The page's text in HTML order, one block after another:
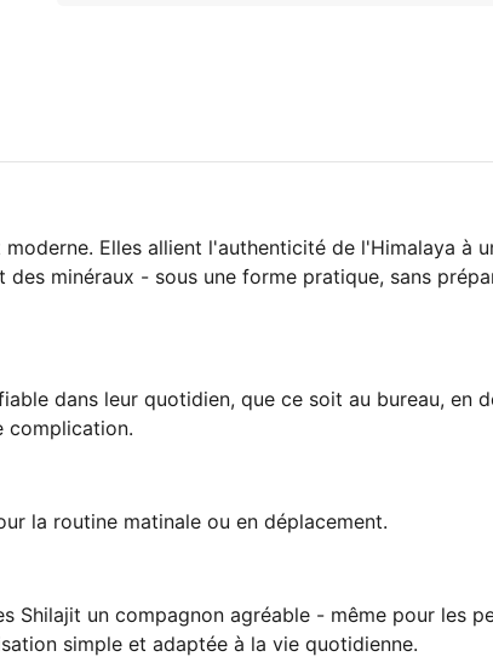
Elles allient l'authenticité de l'Himalaya à
minéraux - sous une forme pratique, sans
dans leur quotidien, que ce soit au bureau, en
complication.
la routine matinale ou en déplacement.
Shilajit un compagnon agréable - même pour les
simple et adaptée à la vie quotidienne.